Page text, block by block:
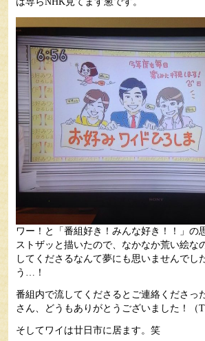
ワー！と「番組好き！みんな好き！！」の
ストザッと描いたので、なかなか荒い絵な
してくださるなんて夢にも思いませんでし
う…！
番組内で流してくださるとご連絡くださっ
さん、どうもありがとうございました！（
そしてワイは廿日市に居ます。笑